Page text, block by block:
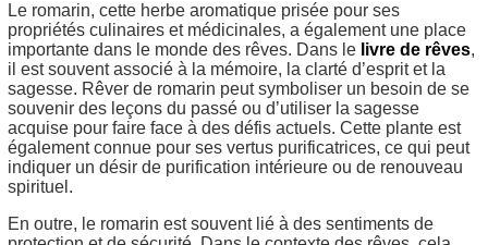
Le romarin, cette herbe aromatique prisée pour ses
propriétés culinaires et médicinales, a également une place
importante dans le monde des rêves. Dans le livre de rêves,
il est souvent associé à la mémoire, la clarté d’esprit et la
sagesse. Rêver de romarin peut symboliser un besoin de se
souvenir des leçons du passé ou d’utiliser la sagesse
acquise pour faire face à des défis actuels. Cette plante est
également connue pour ses vertus purificatrices, ce qui peut
indiquer un désir de purification intérieure ou de renouveau
spirituel.
En outre, le romarin est souvent lié à des sentiments de